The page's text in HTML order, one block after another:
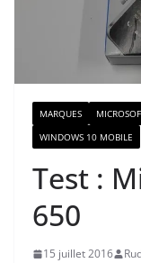
MARQUES
WINDOWS 10 MOBILE
Test :
650
15 juillet 2016